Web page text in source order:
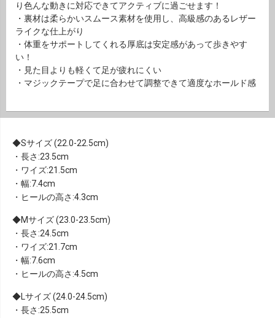
り色んな動きに対応できてアクティブに過ごせます！
・裏材は柔らかいスムース素材を使用し、高級感のあるレザー
ライクな仕上がり
・体重をサポートしてくれる厚底は安定感があって歩きやす
い！
・見た目よりも軽くて足が疲れにくい
・マジックテープで足に合わせて調整できて適度なホールド感
Sサイズ (22.0-22.5cm)
・長さ:23.5cm
・ワイズ:21.5cm
・幅:7.4cm
・ヒールの高さ:4.3cm
Mサイズ (23.0-23.5cm)
・長さ:24.5cm
・ワイズ:21.7cm
・幅:7.6cm
・ヒールの高さ:4.5cm
Lサイズ (24.0-24.5cm)
・長さ:25.5cm